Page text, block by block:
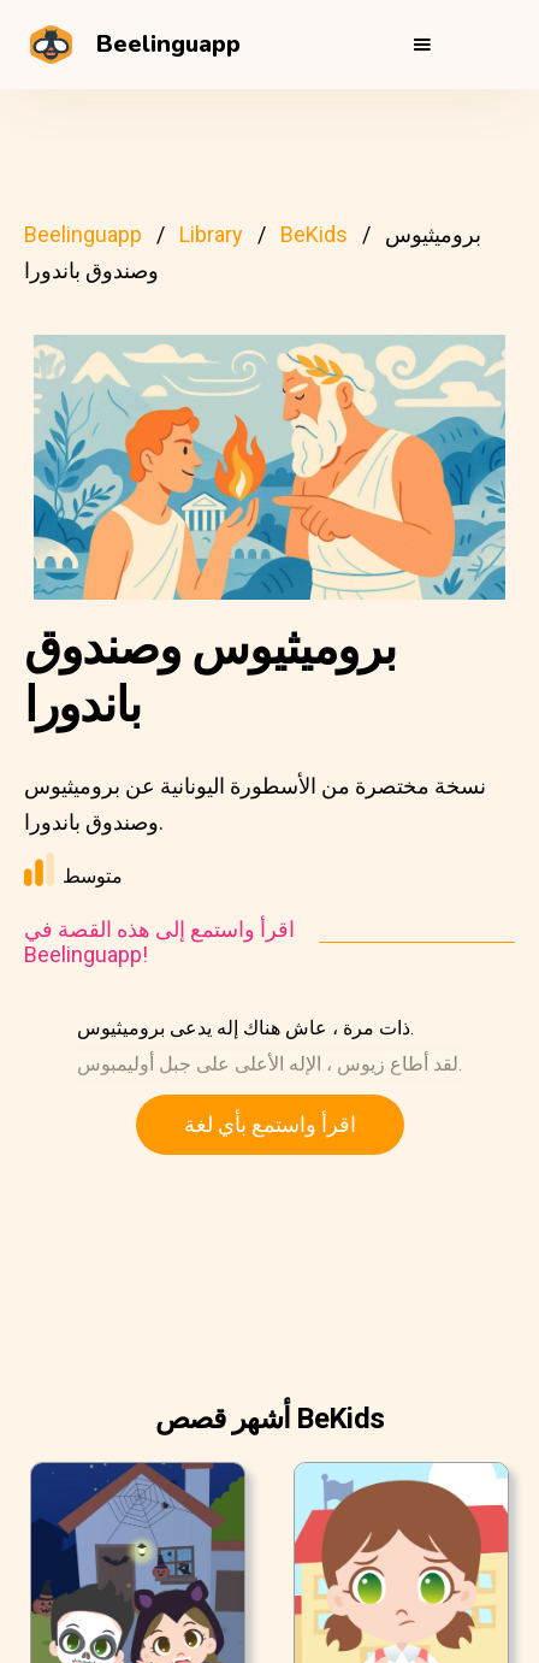
Beelinguapp
Beelinguapp Library BeKids
بروميثيوس
وصندوق باندورا
بروميثيوس وصندوق
باندورا
نسخة مختصرة من الأسطورة اليونانية عن بروميثيوس
وصندوق باندورا.
متوسط
اقرأ واستمع إلى هذه القصة في
Beelinguapp!
ذات مرة ، عاش هناك إله يدعى بروميثيوس.
لقد أطاع زيوس ، الإله الأعلى على جبل أوليمبوس.
اقرأ واستمع بأي لغة
أشهر قصص BeKids